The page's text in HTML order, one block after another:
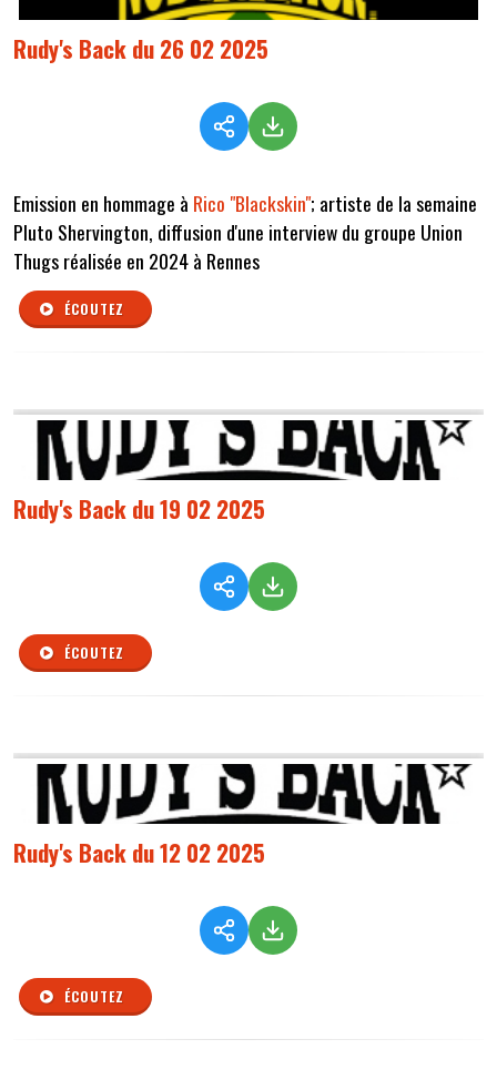
Rudy's Back du 26 02 2025
Emission en hommage à Rico "Blackskin"; artiste de la semaine
Pluto Shervington, diffusion d'une interview du groupe Union
Thugs réalisée en 2024 à Rennes
ÉCOUTEZ
Rudy's Back du 19 02 2025
ÉCOUTEZ
Rudy's Back du 12 02 2025
ÉCOUTEZ